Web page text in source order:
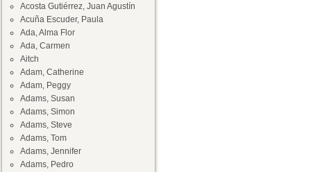
Acosta Gutiérrez, Juan Agustín
Acuña Escuder, Paula
Ada, Alma Flor
Ada, Carmen
Aitch
Adam, Catherine
Adam, Peggy
Adams, Susan
Adams, Simon
Adams, Steve
Adams, Tom
Adams, Jennifer
Adams, Pedro